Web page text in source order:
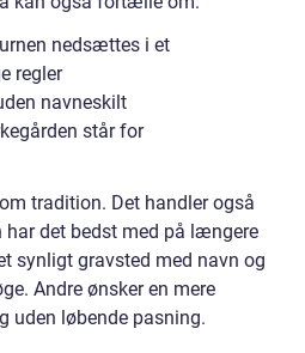
nedsættes i et
regler
navneskilt
står for
tradition. Det handler også
det bedst med på længere
synligt gravsted med navn og
Andre ønsker en mere
uden løbende pasning.